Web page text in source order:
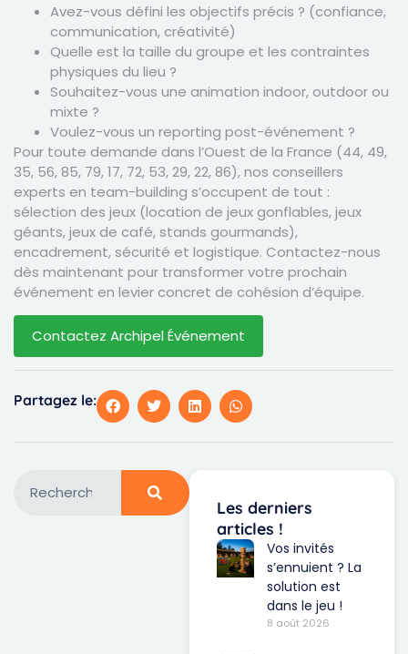
Avez-vous défini les objectifs précis ? (confiance,
communication, créativité)
Quelle est la taille du groupe et les contraintes
physiques du lieu ?
Souhaitez-vous une animation indoor, outdoor ou
mixte ?
Voulez-vous un reporting post-événement ?
Pour toute demande dans l’Ouest de la France (44, 49,
35, 56, 85, 79, 17, 72, 53, 29, 22, 86), nos conseillers
experts en team-building s’occupent de tout :
sélection des jeux (location de jeux gonflables, jeux
géants, jeux de café, stands gourmands),
encadrement, sécurité et logistique. Contactez-nous
dès maintenant pour transformer votre prochain
événement en levier concret de cohésion d’équipe.
Contactez Archipel Événement
Partagez le:
Les derniers
articles !
Vos invités
s’ennuient ? La
solution est
dans le jeu !
8 août 2026